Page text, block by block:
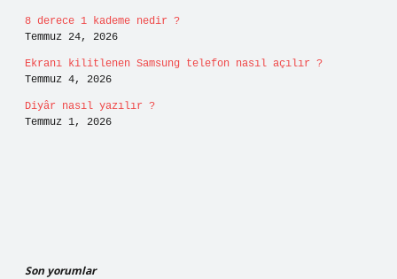
8 derece 1 kademe nedir ?
Temmuz 24, 2026
Ekranı kilitlenen Samsung telefon nasıl açılır ?
Temmuz 4, 2026
Diyâr nasıl yazılır ?
Temmuz 1, 2026
Son yorumlar